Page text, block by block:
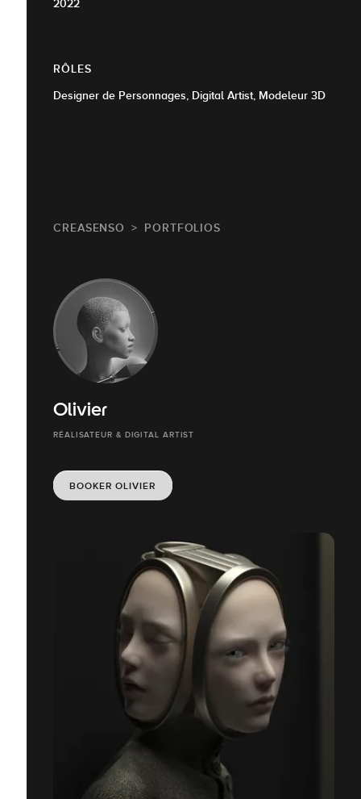
2022
RÔLES
Designer de Personnages, Digital Artist, Modeleur 3D
CREASENSO PORTFOLIOS
Olivier
RÉALISATEUR & DIGITAL ARTIST
BOOKER OLIVIER